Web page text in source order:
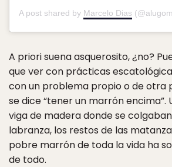
A post shared by Marcelo Dias
A priori suena asquerosito, ¿no?
que ver con prácticas
con un problema propio o de otra
se dice “tener un marrón encima”.
viga de madera donde se
labranza, los restos de las
pobre marrón de toda la vida ha
de todo.